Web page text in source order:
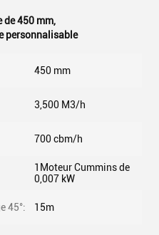
de 450 mm,
personnalisable
450 mm
3,500 M3/h
700 cbm/h
1Moteur Cummins de
0,007 kW
45°: 15m